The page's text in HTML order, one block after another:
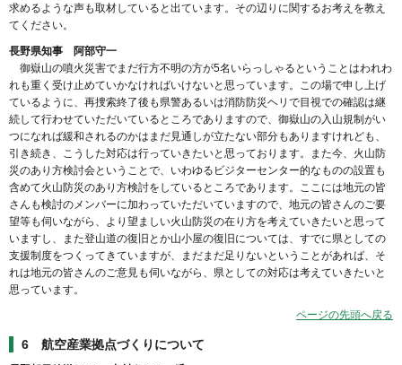
求めるような声も取材していると出ています。その辺りに関するお考えを教え
てください。
長野県知事 阿部守一
御嶽山の噴火災害でまだ行方不明の方が5名いらっしゃるということはわれわ
れも重く受け止めていかなければいけないと思っています。この場で申し上げ
ているように、再捜索終了後も県警あるいは消防防災ヘリで目視での確認は継
続して行わせていただいているところでありますので、御嶽山の入山規制がい
つになれば緩和されるのかはまだ見通しが立たない部分もありますけれども、
引き続き、こうした対応は行っていきたいと思っております。また今、火山防
災のあり方検討会ということで、いわゆるビジターセンター的なものの設置も
含めて火山防災のあり方検討をしているところであります。ここには地元の皆
さんも検討のメンバーに加わっていただいていますので、地元の皆さんのご要
望等も伺いながら、より望ましい火山防災の在り方を考えていきたいと思って
いますし、また登山道の復旧とか山小屋の復旧については、すでに県としての
支援制度をつくってきていますが、まだまだ足りないということがあれば、そ
れは地元の皆さんのご意見も伺いながら、県としての対応は考えていきたいと
思っています。
ページの先頭へ戻る
6 航空産業拠点づくりについて